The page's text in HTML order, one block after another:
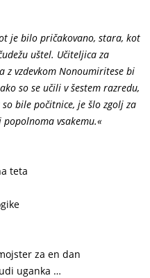
je bilo pričakovano, stara, kot
uštel. Učiteljica za
z vzdevkom Nonoumiritese bi
so se učili v šestem razredu,
bile počitnice, je šlo zgolj za
vsakemu.«
teta
za en dan
uganka …